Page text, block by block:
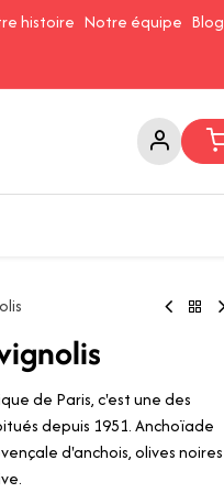
histoire Notre équipe Blog
de Paris, c'est une des
depuis 1951. Anchoïade
d'anchois, olives noires